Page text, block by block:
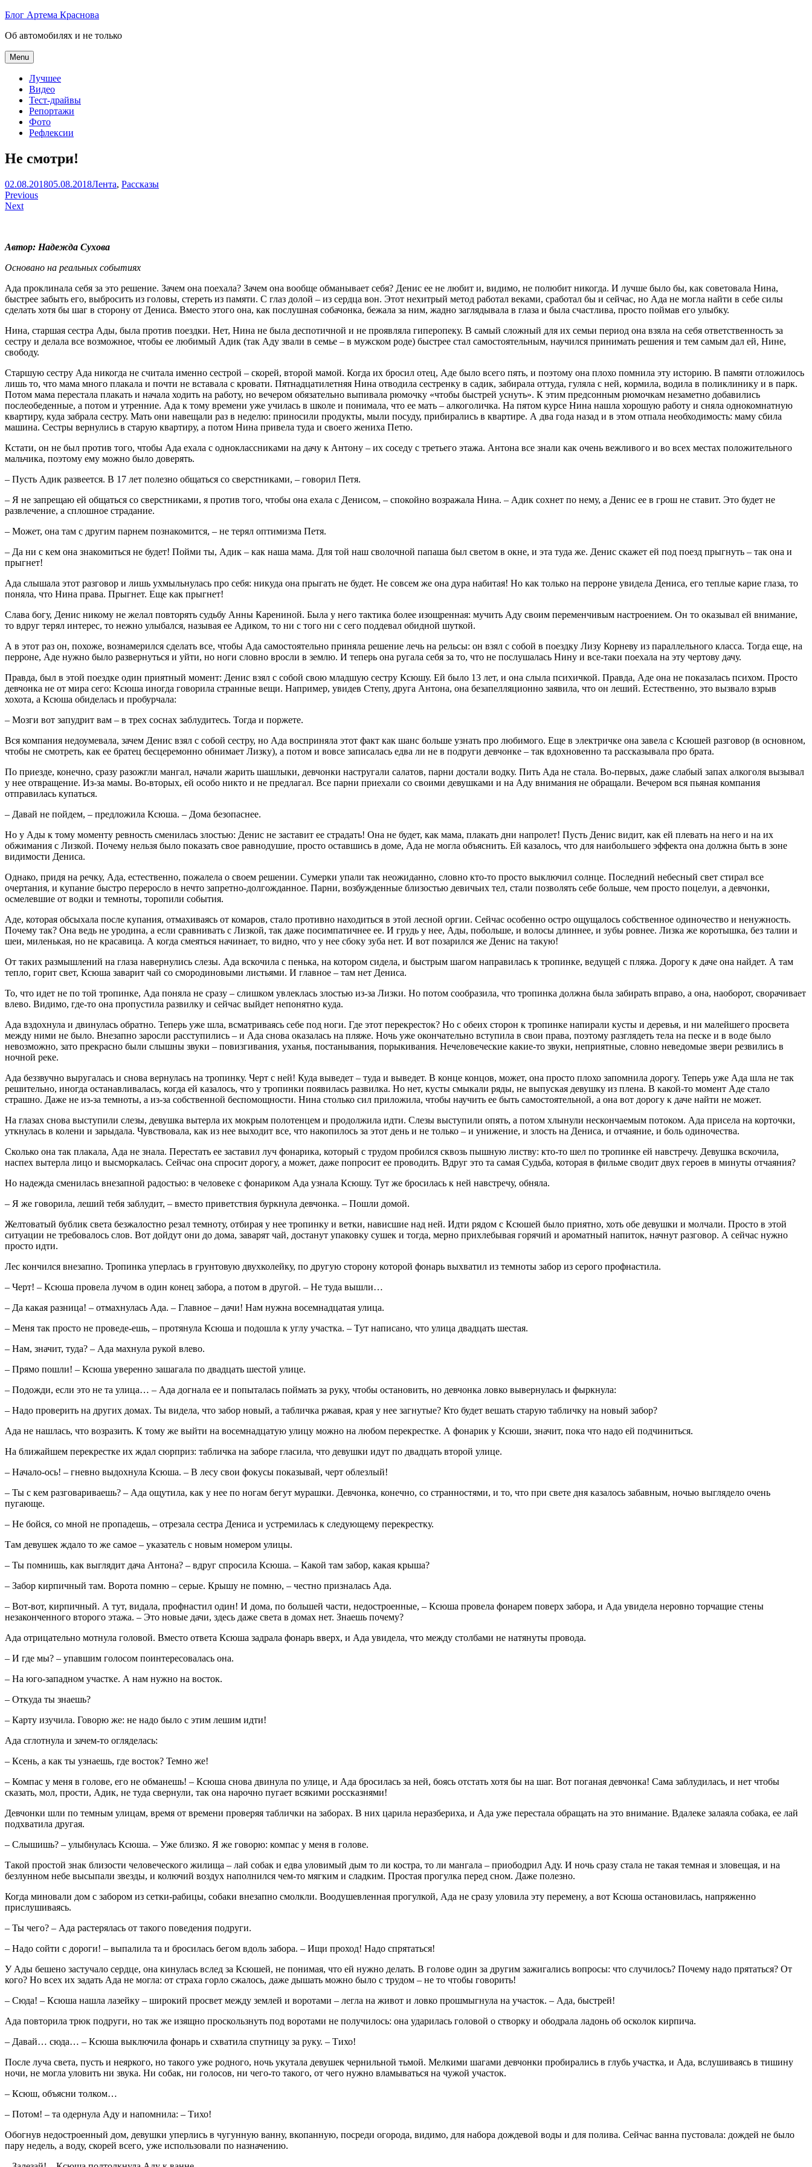
Skip
content
Блог Артема Краснова
Об автомобилях и не только
Menu
Лучшее
Видео
Тест-драйвы
Репортажи
Фото
Рефлексии
Не смотри!
Артем
Краснов
02.08.201805.08.2018Лента, Рассказы
Навигация
по
Previous
Next
Автор: Надежда Сухова
Основано на реальных событиях
Ада проклинала себя за это решение. Зачем она поехала? Зачем она вообще обманывает себя? Денис ее не любит и, видимо, не полюбит никогда. И лучше было бы, как советовала Нина,
быстрее забыть его, выбросить из головы, стереть из памяти. С глаз долой – из сердца вон. Этот нехитрый метод работал веками, сработал бы и сейчас, но Ада не могла найти в себе силы
сделать хотя бы шаг в сторону от Дениса. Вместо этого она, как послушная собачонка, бежала за ним, жадно заглядывала в глаза и была счастлива, просто поймав его улыбку.
Нина, старшая сестра Ады, была против поездки. Нет, Нина не была деспотичной и не проявляла гиперопеку. В самый сложный для их семьи период она взяла на себя ответственность за
сестру и делала все возможное, чтобы ее любимый Адик (так Аду звали в семье – в мужском роде) быстрее стал самостоятельным, научился принимать решения и тем самым дал ей, Нине,
свободу.
Старшую сестру Ада никогда не считала именно сестрой – скорей, второй мамой. Когда их бросил отец, Аде было всего пять, и поэтому она плохо помнила эту историю. В памяти отложилось
лишь то, что мама много плакала и почти не вставала с кровати. Пятнадцатилетняя Нина отводила сестренку в садик, забирала оттуда, гуляла с ней, кормила, водила в поликлинику и в парк.
Потом мама перестала плакать и начала ходить на работу, но вечером обязательно выпивала рюмочку «чтобы быстрей уснуть». К этим предсонным рюмочкам незаметно добавились
послеобеденные, а потом и утренние. Ада к тому времени уже училась в школе и понимала, что ее мать – алкоголичка. На пятом курсе Нина нашла хорошую работу и сняла однокомнатную
квартиру, куда забрала сестру. Мать они навещали раз в неделю: приносили продукты, мыли посуду, прибирались в квартире. А два года назад и в этом отпала необходимость: маму сбила
машина. Сестры вернулись в старую квартиру, а потом Нина привела туда и своего жениха Петю.
Кстати, он не был против того, чтобы Ада ехала с одноклассниками на дачу к Антону – их соседу с третьего этажа. Антона все знали как очень вежливого и во всех местах положительного
мальчика, поэтому ему можно было доверять.
– Пусть Адик развеется. В 17 лет полезно общаться со сверстниками, – говорил Петя.
– Я не запрещаю ей общаться со сверстниками, я против того, чтобы она ехала с Денисом, – спокойно возражала Нина. – Адик сохнет по нему, а Денис ее в грош не ставит. Это будет не
развлечение, а сплошное страдание.
– Может, она там с другим парнем познакомится, – не терял оптимизма Петя.
– Да ни с кем она знакомиться не будет! Пойми ты, Адик – как наша мама. Для той наш сволочной папаша был светом в окне, и эта туда же. Денис скажет ей под поезд прыгнуть – так она и
прыгнет!
Ада слышала этот разговор и лишь ухмыльнулась про себя: никуда она прыгать не будет. Не совсем же она дура набитая! Но как только на перроне увидела Дениса, его теплые карие глаза, то
поняла, что Нина права. Прыгнет. Еще как прыгнет!
Слава богу, Денис никому не желал повторять судьбу Анны Карениной. Была у него тактика более изощренная: мучить Аду своим переменчивым настроением. Он то оказывал ей внимание,
то вдруг терял интерес, то нежно улыбался, называя ее Адиком, то ни с того ни с сего поддевал обидной шуткой.
А в этот раз он, похоже, вознамерился сделать все, чтобы Ада самостоятельно приняла решение лечь на рельсы: он взял с собой в поездку Лизу Корневу из параллельного класса. Тогда еще, на
перроне, Аде нужно было развернуться и уйти, но ноги словно вросли в землю. И теперь она ругала себя за то, что не послушалась Нину и все-таки поехала на эту чертову дачу.
Правда, был в этой поездке один приятный момент: Денис взял с собой свою младшую сестру Ксюшу. Ей было 13 лет, и она слыла психичкой. Правда, Аде она не показалась психом. Просто
девчонка не от мира сего: Ксюша иногда говорила странные вещи. Например, увидев Степу, друга Антона, она безапелляционно заявила, что он леший. Естественно, это вызвало взрыв
хохота, а Ксюша обиделась и пробурчала:
– Мозги вот запудрит вам – в трех соснах заблудитесь. Тогда и поржете.
Вся компания недоумевала, зачем Денис взял с собой сестру, но Ада восприняла этот факт как шанс больше узнать про любимого. Еще в электричке она завела с Ксюшей разговор (в основном,
чтобы не смотреть, как ее братец бесцеремонно обнимает Лизку), а потом и вовсе записалась едва ли не в подруги девчонке – так вдохновенно та рассказывала про брата.
По приезде, конечно, сразу разожгли мангал, начали жарить шашлыки, девчонки настругали салатов, парни достали водку. Пить Ада не стала. Во-первых, даже слабый запах алкоголя вызывал
у нее отвращение. Из-за мамы. Во-вторых, ей особо никто и не предлагал. Все парни приехали со своими девушками и на Аду внимания не обращали. Вечером вся пьяная компания
отправилась купаться.
– Давай не пойдем, – предложила Ксюша. – Дома безопаснее.
Но у Ады к тому моменту ревность сменилась злостью: Денис не заставит ее страдать! Она не будет, как мама, плакать дни напролет! Пусть Денис видит, как ей плевать на него и на их
обжимания с Лизкой. Почему нельзя было показать свое равнодушие, просто оставшись в доме, Ада не могла объяснить. Ей казалось, что для наибольшего эффекта она должна быть в зоне
видимости Дениса.
Однако, придя на речку, Ада, естественно, пожалела о своем решении. Сумерки упали так неожиданно, словно кто-то просто выключил солнце. Последний небесный свет стирал все
очертания, и купание быстро переросло в нечто запретно-долгожданное. Парни, возбужденные близостью девичьих тел, стали позволять себе больше, чем просто поцелуи, а девчонки,
осмелевшие от водки и темноты, торопили события.
Аде, которая обсыхала после купания, отмахиваясь от комаров, стало противно находиться в этой лесной оргии. Сейчас особенно остро ощущалось собственное одиночество и ненужность.
Почему так? Она ведь не уродина, а если сравнивать с Лизкой, так даже посимпатичнее ее. И грудь у нее, Ады, побольше, и волосы длиннее, и зубы ровнее. Лизка же коротышка, без талии и
шеи, миленькая, но не красавица. А когда смеяться начинает, то видно, что у нее сбоку зуба нет. И вот позарился же Денис на такую!
От таких размышлений на глаза навернулись слезы. Ада вскочила с пенька, на котором сидела, и быстрым шагом направилась к тропинке, ведущей с пляжа. Дорогу к даче она найдет. А там
тепло, горит свет, Ксюша заварит чай со смородиновыми листьями. И главное – там нет Дениса.
То, что идет не по той тропинке, Ада поняла не сразу – слишком увлеклась злостью из-за Лизки. Но потом сообразила, что тропинка должна была забирать вправо, а она, наоборот, сворачивает
влево. Видимо, где-то она пропустила развилку и сейчас выйдет непонятно куда.
Ада вздохнула и двинулась обратно. Теперь уже шла, всматриваясь себе под ноги. Где этот перекресток? Но с обеих сторон к тропинке напирали кусты и деревья, и ни малейшего просвета
между ними не было. Внезапно заросли расступились – и Ада снова оказалась на пляже. Ночь уже окончательно вступила в свои права, поэтому разглядеть тела на песке и в воде было
невозможно, зато прекрасно были слышны звуки – повизгивания, уханья, постанывания, порыкивания. Нечеловеческие какие-то звуки, неприятные, словно неведомые звери резвились в
ночной реке.
Ада беззвучно выругалась и снова вернулась на тропинку. Черт с ней! Куда выведет – туда и выведет. В конце концов, может, она просто плохо запомнила дорогу. Теперь уже Ада шла не так
решительно, иногда останавливалась, когда ей казалось, что у тропинки появилась развилка. Но нет, кусты смыкали ряды, не выпуская девушку из плена. В какой-то момент Аде стало
страшно. Даже не из-за темноты, а из-за собственной беспомощности. Нина столько сил приложила, чтобы научить ее быть самостоятельной, а она вот дорогу к даче найти не может.
На глазах снова выступили слезы, девушка вытерла их мокрым полотенцем и продолжила идти. Слезы выступили опять, а потом хлынули нескончаемым потоком. Ада присела на корточки,
уткнулась в колени и зарыдала. Чувствовала, как из нее выходит все, что накопилось за этот день и не только – и унижение, и злость на Дениса, и отчаяние, и боль одиночества.
Сколько она так плакала, Ада не знала. Перестать ее заставил луч фонарика, который с трудом пробился сквозь пышную листву: кто-то шел по тропинке ей навстречу. Девушка вскочила,
наспех вытерла лицо и высморкалась. Сейчас она спросит дорогу, а может, даже попросит ее проводить. Вдруг это та самая Судьба, которая в фильме сводит двух героев в минуты отчаяния?
Но надежда сменилась внезапной радостью: в человеке с фонариком Ада узнала Ксюшу. Тут же бросилась к ней навстречу, обняла.
– Я же говорила, леший тебя заблудит, – вместо приветствия буркнула девчонка. – Пошли домой.
Желтоватый бублик света безжалостно резал темноту, отбирая у нее тропинку и ветки, нависшие над ней. Идти рядом с Ксюшей было приятно, хоть обе девушки и молчали. Просто в этой
ситуации не требовалось слов. Вот дойдут они до дома, заварят чай, достанут упаковку сушек и тогда, мерно прихлебывая горячий и ароматный напиток, начнут разговор. А сейчас нужно
просто идти.
Лес кончился внезапно. Тропинка уперлась в грунтовую двухколейку, по другую сторону которой фонарь выхватил из темноты забор из серого профнастила.
– Черт! – Ксюша провела лучом в один конец забора, а потом в другой. – Не туда вышли…
– Да какая разница! – отмахнулась Ада. – Главное – дачи! Нам нужна восемнадцатая улица.
– Меня так просто не проведе-ешь, – протянула Ксюша и подошла к углу участка. – Тут написано, что улица двадцать шестая.
– Нам, значит, туда? – Ада махнула рукой влево.
– Прямо пошли! – Ксюша уверенно зашагала по двадцать шестой улице.
– Подожди, если это не та улица… – Ада догнала ее и попыталась поймать за руку, чтобы остановить, но девчонка ловко вывернулась и фыркнула:
– Надо проверить на других домах. Ты видела, что забор новый, а табличка ржавая, края у нее загнутые? Кто будет вешать старую табличку на новый забор?
Ада не нашлась, что возразить. К тому же выйти на восемнадцатую улицу можно на любом перекрестке. А фонарик у Ксюши, значит, пока что надо ей подчиниться.
На ближайшем перекрестке их ждал сюрприз: табличка на заборе гласила, что девушки идут по двадцать второй улице.
– Начало-ось! – гневно выдохнула Ксюша. – В лесу свои фокусы показывай, черт облезлый!
– Ты с кем разговариваешь? – Ада ощутила, как у нее по ногам бегут мурашки. Девчонка, конечно, со странностями, и то, что при свете дня казалось забавным, ночью выглядело очень
пугающе.
– Не бойся, со мной не пропадешь, – отрезала сестра Дениса и устремилась к следующему перекрестку.
Там девушек ждало то же самое – указатель с новым номером улицы.
– Ты помнишь, как выглядит дача Антона? – вдруг спросила Ксюша. – Какой там забор, какая крыша?
– Забор кирпичный там. Ворота помню – серые. Крышу не помню, – честно призналась Ада.
– Вот-вот, кирпичный. А тут, видала, профнастил один! И дома, по большей части, недостроенные, – Ксюша провела фонарем поверх забора, и Ада увидела неровно торчащие стены
незаконченного второго этажа. – Это новые дачи, здесь даже света в домах нет. Знаешь почему?
Ада отрицательно мотнула головой. Вместо ответа Ксюша задрала фонарь вверх, и Ада увидела, что между столбами не натянуты провода.
– И где мы? – упавшим голосом поинтересовалась она.
– На юго-западном участке. А нам нужно на восток.
– Откуда ты знаешь?
– Карту изучила. Говорю же: не надо было с этим лешим идти!
Ада сглотнула и зачем-то огляделась:
– Ксень, а как ты узнаешь, где восток? Темно же!
– Компас у меня в голове, его не обманешь! – Ксюша снова двинула по улице, и Ада бросилась за ней, боясь отстать хотя бы на шаг. Вот поганая девчонка! Сама заблудилась, и нет чтобы
сказать, мол, прости, Адик, не туда свернули, так она нарочно пугает всякими россказнями!
Девчонки шли по темным улицам, время от времени проверяя таблички на заборах. В них царила неразбериха, и Ада уже перестала обращать на это внимание. Вдалеке залаяла собака, ее лай
подхватила другая.
– Слышишь? – улыбнулась Ксюша. – Уже близко. Я же говорю: компас у меня в голове.
Такой простой знак близости человеческого жилища – лай собак и едва уловимый дым то ли костра, то ли мангала – приободрил Аду. И ночь сразу стала не такая темная и зловещая, и на
безлунном небе высыпали звезды, и колючий воздух наполнился чем-то мягким и сладким. Простая прогулка перед сном. Даже полезно.
Когда миновали дом с забором из сетки-рабицы, собаки внезапно смолкли. Воодушевленная прогулкой, Ада не сразу уловила эту перемену, а вот Ксюша остановилась, напряженно
прислушиваясь.
– Ты чего? – Ада растерялась от такого поведения подруги.
– Надо сойти с дороги! – выпалила та и бросилась бегом вдоль забора. – Ищи проход! Надо спрятаться!
У Ады бешено застучало сердце, она кинулась вслед за Ксюшей, не понимая, что ей нужно делать. В голове один за другим зажигались вопросы: что случилось? Почему надо прятаться? От
кого? Но всех их задать Ада не могла: от страха горло сжалось, даже дышать можно было с трудом – не то чтобы говорить!
– Сюда! – Ксюша нашла лазейку – широкий просвет между землей и воротами – легла на живот и ловко прошмыгнула на участок. – Ада, быстрей!
Ада повторила трюк подруги, но так же изящно проскользнуть под воротами не получилось: она ударилась головой о створку и ободрала ладонь об осколок кирпича.
– Давай… сюда… – Ксюша выключила фонарь и схватила спутницу за руку. – Тихо!
После луча света, пусть и неяркого, но такого уже родного, ночь укутала девушек чернильной тьмой. Мелкими шагами девчонки пробирались в глубь участка, и Ада, вслушиваясь в тишину
ночи, не могла уловить ни звука. Ни собак, ни голосов, ни чего-то такого, от чего нужно вламываться на чужой участок.
– Ксюш, объясни толком…
– Потом! – та одернула Аду и напомнила: – Тихо!
Обогнув недостроенный дом, девушки уперлись в чугунную ванну, вкопанную, посреди огорода, видимо, для набора дождевой воды и для полива. Сейчас ванна пустовала: дождей не было
пару недель, а воду, скорей всего, уже использовали по назначению.